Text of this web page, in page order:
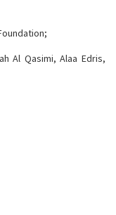
Al Qasimi, Alaa Edris,